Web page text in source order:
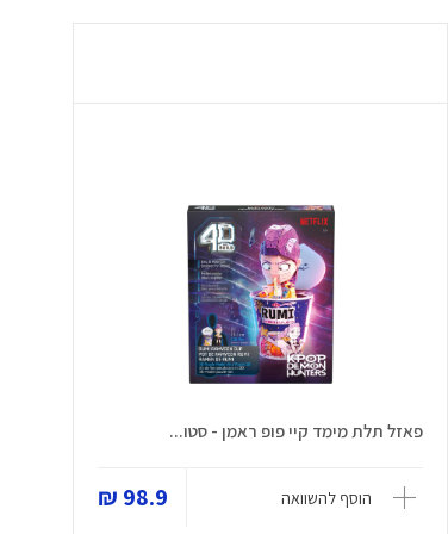
פאזל תלת מימד קיי פופ ראמן - סטו...
הוסף להשוואה 98.9 ₪